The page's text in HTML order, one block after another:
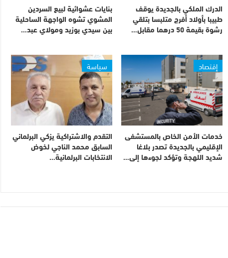
الدرك الملكي بالجديدة يوقف
طبيبا بأولاد أفرج متلبسا بتلقي
رشوة بقيمة 50 درهما مقابل…
بنايات عشوائية لبيع السردين
المشوي تشوه الواجهة الساحلية
بين سيدي بوزيد ومولاي عبد…
إقتصاد
خدمات الأمن الخاص بالمستشفى
الإقليمي بالجديدة تصدر بلاغا
شديد اللهجة وتؤكد لجوءها إلى…
سياسة
التقدم والاشتراكية يزكي البرلماني
السابق محمد الناجي لخوض
الانتخابات البرلمانية…